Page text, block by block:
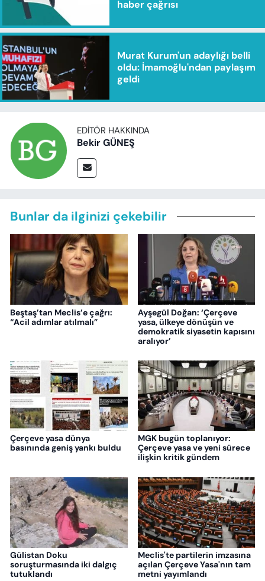
haber çağrısı
Murat Kurum'un adaylığı belli
oldu: İmamoğlu'ndan paylaşım
geldi
EDITÖR HAKKINDA
Bekir GÜNEŞ
Bunlar da ilginizi çekebilir
Beştaş’tan Meclis’e çağrı:
“Acil adımlar atılmalı”
Ayşegül Doğan: ‘Çerçeve
yasa, ülkeye dönüşün ve
demokratik siyasetin kapısını
aralıyor’
Çerçeve yasa dünya
basınında geniş yankı buldu
MGK bugün toplanıyor:
Çerçeve yasa ve yeni sürece
ilişkin kritik gündem
Gülistan Doku
soruşturmasında iki dalgıç
tutuklandı
Meclis'te partilerin imzasına
açılan Çerçeve Yasa'nın tam
metni yayımlandı